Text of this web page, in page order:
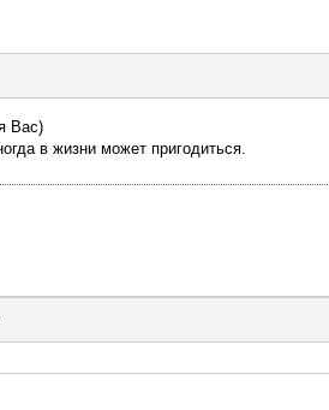
Вас)
в жизни может пригодиться.